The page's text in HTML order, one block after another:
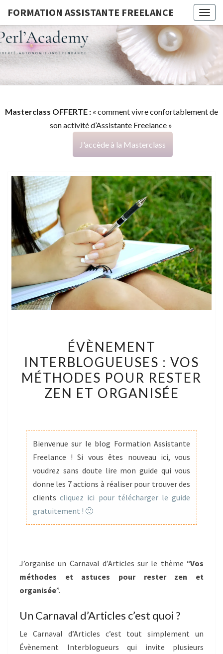
FORMATION ASSISTANTE FREELANCE
G
Masterclass OFFERTE : « comment vivre confortablement de
son activité d’Assistante Freelance »
J'accède à la Masterclass
INTERBLOGUEUSES
:
VOS
MÉTHODES
ZEN
ET
ORGANISÉE
ÉVÈNEMENT
INTERBLOGUEUSES : VOS
MÉTHODES POUR RESTER
ZEN ET ORGANISÉE
Bienvenue sur le blog Formation Assistante
Freelance ! Si vous êtes nouveau ici, vous
voudrez sans doute lire mon guide qui vous
donne les 7 actions à réaliser pour trouver des
clients cliquez ici pour télécharger le guide
gratuitement ! 🙂
J’organise un Carnaval d’Articles sur le thème “Vos
méthodes et astuces pour rester zen et
organisée”.
Un Carnaval d’Articles c’est quoi ?
Le Carnaval d’Articles c’est tout simplement un
Évènement Interblogueurs qui invite plusieurs